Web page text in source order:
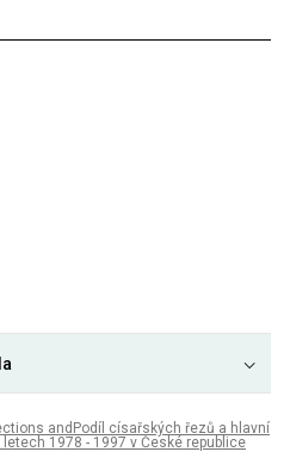
andPodíl císařských řezů a hlavní
1978 - 1997 v České republice